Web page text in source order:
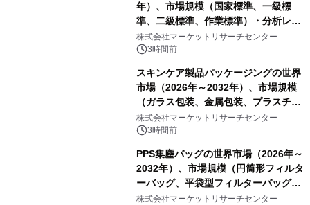
年）、市場規模（国家標準、一級標
準、二級標準、作業標準）・分析レポ
ートを発表
株式会社マーケットリサーチセンター
3時間前
スキンケア製品パッケージングの世界
市場（2026年～2032年）、市場規模
（ガラス包装、金属包装、プラスチッ
ク包装、その他）・分析レポートを発
表
株式会社マーケットリサーチセンター
3時間前
PPS集塵バッグの世界市場（2026年～
2032年）、市場規模（円筒形フィルタ
ーバッグ、平袋型フィルターバッグ、
プリーツフィルターバッグ、その
株式会社マーケットリサーチセンター